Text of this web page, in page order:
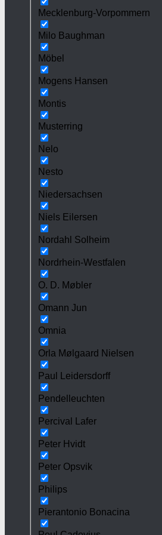
Mecklenburg-Vorpommern
Milo Baughman
Möbel
Mogens Hansen
Montis
Musterring
Nelo
Nesto
Niedersachsen
Niels Eilersen
Nordahl Solheim
Nordrhein-Westfalen
O. D. Møbler
Omann Jun
Omnia
Orla Mølgaard Nielsen
Paul Leidersdorff
Pendelleuchten
Percival Lafer
Peter Hvidt
Peter Opsvik
Philips
Pierantonio Bonacina